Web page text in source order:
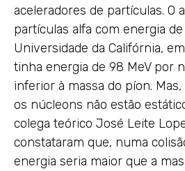
aceleradores de partículas. O
partículas alfa com energia
Universidade da Califórnia,
tinha energia de 98 MeV por
inferior à massa do píon.
os núcleons não estão
colega teórico José Leite
constataram que, numa
energia seria maior que a